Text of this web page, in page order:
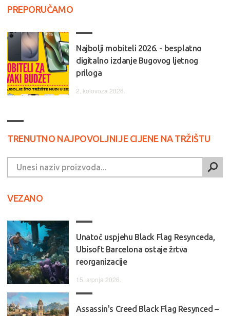
PREPORUČAMO
Najbolji mobiteli 2026. - besplatno
digitalno izdanje Bugovog ljetnog
priloga
2. kolovoza 2026.
TRENUTNO NAJPOVOLJNIJE CIJENE NA TRŽIŠTU
VEZANO
Unatoč uspjehu Black Flag Resynceda,
Ubisoft Barcelona ostaje žrtva
reorganizacije
15. srpnja 2026.
Assassin's Creed Black Flag Resynced –